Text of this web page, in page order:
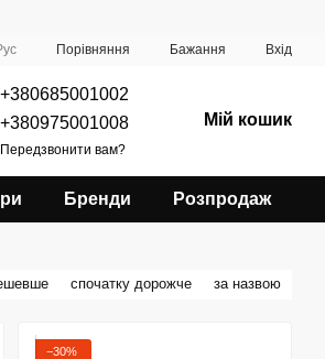
Порівняння Бажання Вхід
+380685001002
+380975001008
Передзвонити вам?
Мій кошик
Бренди Розпродаж
спочатку дорожче за назвою
−30%